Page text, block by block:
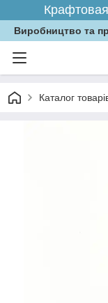
Виробництво та
Каталог